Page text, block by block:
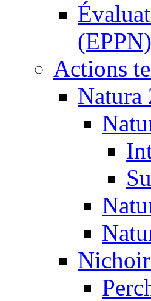
(EPPN)
Actions
Natura